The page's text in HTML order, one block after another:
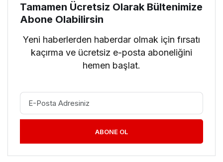
Tamamen Ücretsiz Olarak Bültenimize
Abone Olabilirsin
Yeni haberlerden haberdar olmak için fırsatı
kaçırma ve ücretsiz e-posta aboneliğini
hemen başlat.
ABONE OL